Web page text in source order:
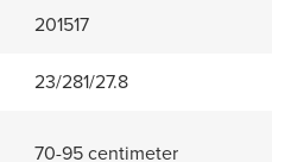
201517
23/281/27.8
70-95 centimeter